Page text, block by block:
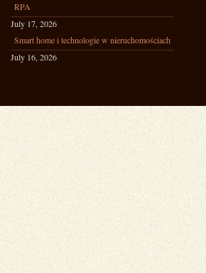
RPA
July 17, 2026
Smart home i technologie w nieruchomościach
July 16, 2026